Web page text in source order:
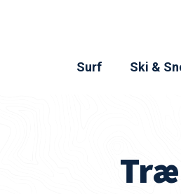
Surf Ski &